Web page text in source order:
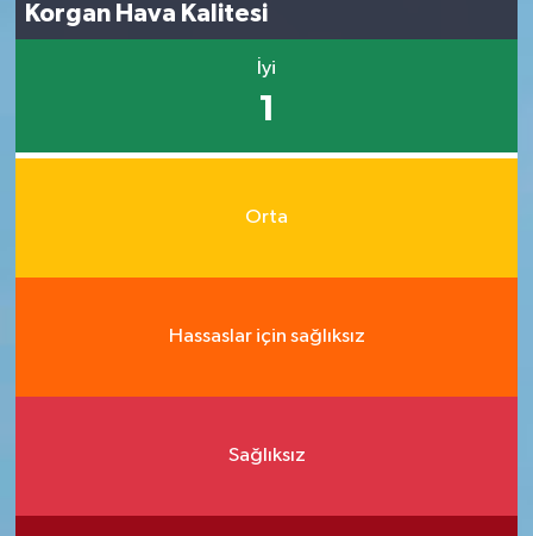
Korgan Hava Kalitesi
İyi
1
Orta
Hassaslar için sağlıksız
Sağlıksız